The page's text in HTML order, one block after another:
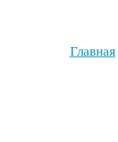
Главная